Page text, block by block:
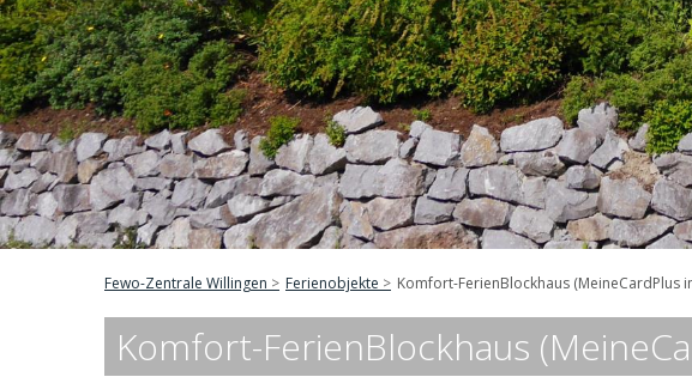
Fewo-Zentrale Willingen Ferienobjekte Komfort-FerienBlockhaus (MeineCardPlus
Komfort-FerienBlockhaus